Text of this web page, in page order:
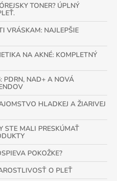
TONER? ÚPLNÝ
VRÁSKAM: NAJLEPŠIE
NA AKNÉ: KOMPLETNÝ
PDRN, NAD+ A NOVÁ
HLADKEJ A ŽIARIVEJ
STE MALI PRESKÚMAŤ
POKOŽKE?
O PLEŤ